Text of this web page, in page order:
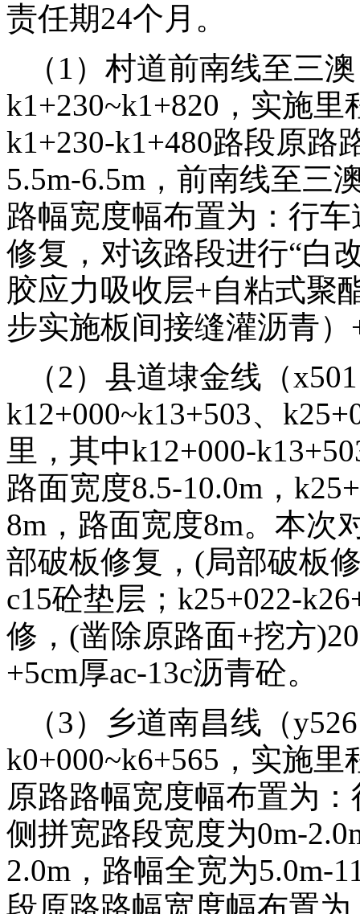
责任期24个月。
（1）村道前南线至三
k1+230~k1+820，实施
k1+230-k1+480路段原路
5.5m-6.5m，前南线至三
路幅宽度幅布置为：行
修复，对该路段进行“白
胶应力吸收层+自粘式聚
步实施板间接缝灌沥青
（2）县道埭金线（
k12+000~k13+503、
里，其中k12+000-
路面宽度8.5-10.0m，
8m，路面宽度8m。本次
部破板修复，(局部破板
c15砼垫层；k25+022-
修，(凿除原路面+挖方
+5cm厚ac-13c沥青砼。
（3）乡道南昌线（
k0+000~k6+565，实施
原路路幅宽度幅布置为：
侧拼宽路段宽度为0m-
2.0m，路幅全宽为5.0m-